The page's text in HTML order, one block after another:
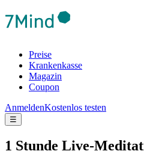
Preise
Krankenkasse
Magazin
Coupon
AnmeldenKostenlos testen
☰
1 Stunde Live-